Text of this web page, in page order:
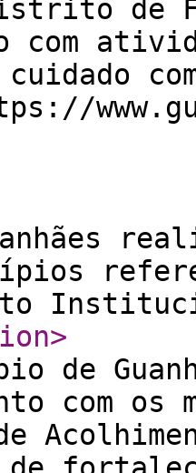
de
com
cuidado
>
de
com